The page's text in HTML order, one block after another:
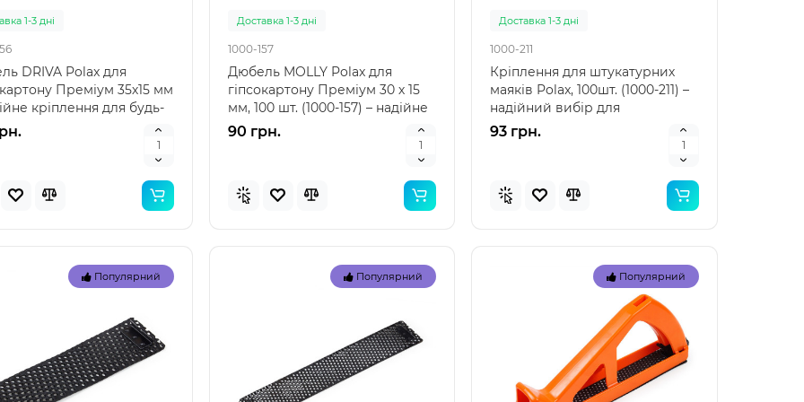
Топ Топ Топ
1-3 дні
DRIVA Polax для
Преміум 35х15 мм
кріплення для будь-
Дюбе..
Доставка 1-3 дні
1000-157
Дюбель MOLLY Polax для
гіпсокартону Преміум 30 х 15
мм, 100 шт. (1000-157) – надійне
кріплення для с..
90 грн.
Доставка 1-3 дні
1000-211
Кріплення для штукатурних
маяків Polax, 100шт. (1000-211) –
надійний вибір для
професіоналів та майс..
93 грн.
Популярний Популярний Популярний